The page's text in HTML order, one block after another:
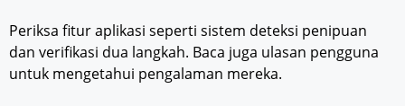
Periksa fitur aplikasi seperti sistem deteksi penipuan
dan verifikasi dua langkah. Baca juga ulasan pengguna
untuk mengetahui pengalaman mereka.